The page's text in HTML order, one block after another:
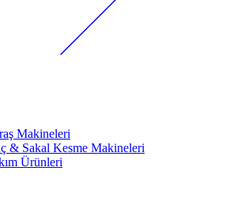
Makineleri
& Sakal Kesme Makineleri
Ürünleri